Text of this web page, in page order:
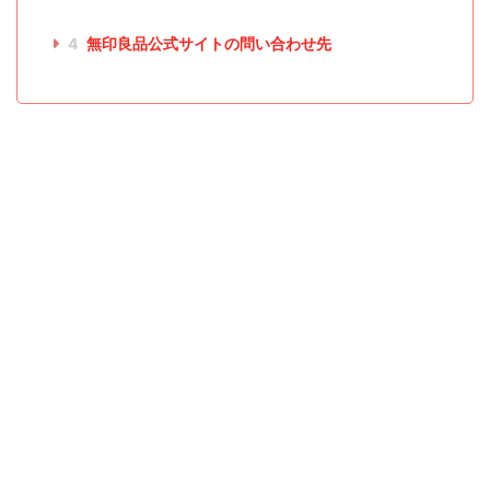
4 無印良品公式サイトの問い合わせ先